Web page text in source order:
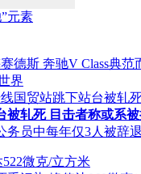
德斯 奔驰V Class典范
界
国贸站跳下站台被轧
被轧死 目击者称或系
务员中每年仅3人被辞
微克/立方米